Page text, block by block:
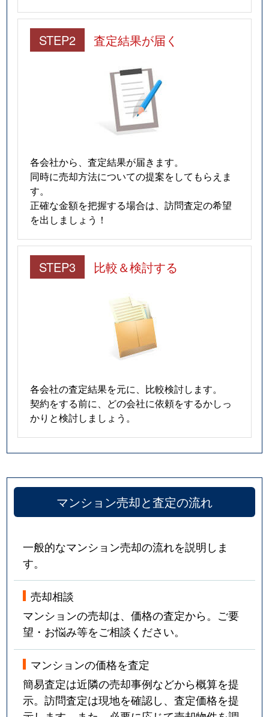
STEP2 査定結果が届く
各会社から、査定結果が届きます。
同時に売却方法についての提案をしてもらえま
す。
正確な金額を把握する場合は、訪問査定の希望
を出しましょう！
STEP3 比較＆検討する
各会社の査定結果を元に、比較検討します。
契約をする前に、どの会社に依頼をするかしっ
かりと検討しましょう。
マンション売却と査定の流れ
一般的なマンション売却の流れを説明しま
す。
売却相談
マンションの売却は、価格の査定から。ご要
望・お悩み等をご相談ください。
マンションの価格を査定
簡易査定は近隣の売却事例などから概算を提
示。訪問査定は現地を確認し、査定価格を提